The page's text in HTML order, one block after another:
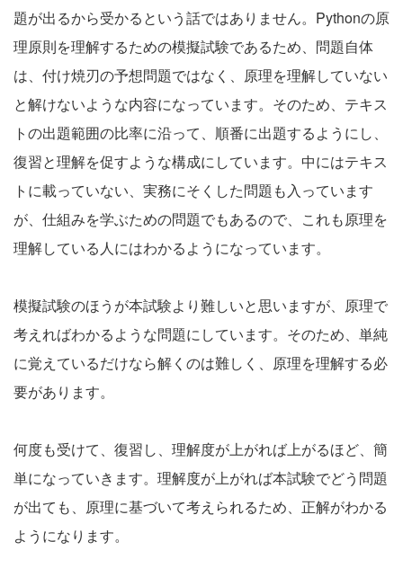
題が出るから受かるという話ではありません。Pythonの原
理原則を理解するための模擬試験であるため、問題自体
は、付け焼刃の予想問題ではなく、原理を理解していない
と解けないような内容になっています。そのため、テキス
トの出題範囲の比率に沿って、順番に出題するようにし、
復習と理解を促すような構成にしています。中にはテキス
トに載っていない、実務にそくした問題も入っています
が、仕組みを学ぶための問題でもあるので、これも原理を
理解している人にはわかるようになっています。
模擬試験のほうが本試験より難しいと思いますが、原理で
考えればわかるような問題にしています。そのため、単純
に覚えているだけなら解くのは難しく、原理を理解する必
要があります。
何度も受けて、復習し、理解度が上がれば上がるほど、簡
単になっていきます。理解度が上がれば本試験でどう問題
が出ても、原理に基づいて考えられるため、正解がわかる
ようになります。